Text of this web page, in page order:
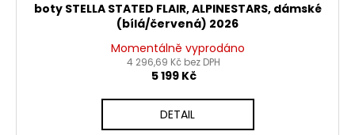
boty STELLA STATED FLAIR, ALPINESTARS, dámské
(bílá/červená) 2026
Momentálně vyprodáno
4 296,69 Kč bez DPH
5 199 Kč
DETAIL